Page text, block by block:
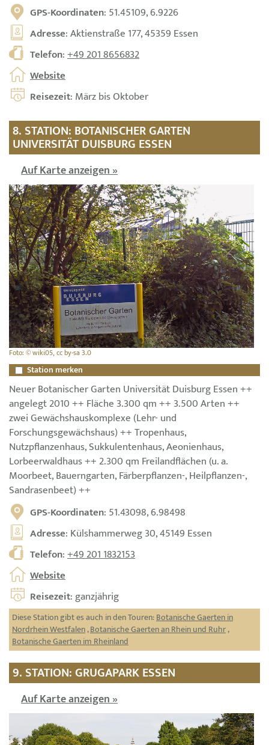
GPS-Koordinaten: 51.45109, 6.9226
Adresse: Aktienstraße 177, 45359 Essen
Telefon:+49 201 8656832
Website
Reisezeit: März bis Oktober
8. STATION: BOTANISCHER GARTEN
UNIVERSITÄT DUISBURG ESSEN
Auf Karte anzeigen »
Foto: © wiki05, cc by-sa 3.0
Station merken
Neuer Botanischer Garten Universität Duisburg Essen ++
angelegt 2010 ++ Fläche 3.300 qm ++ 3.500 Arten ++
zwei Gewächshauskomplexe (Lehr- und
Forschungsgewächshaus) ++ Tropenhaus,
Nutzpflanzenhaus, Sukkulentenhaus, Aeonienhaus,
Lorbeerwaldhaus ++ 2.300 qm Freilandflächen (u. a.
Moorbeet, Bauerngarten, Färberpflanzen-, Heilpflanzen-,
Sandrasenbeet) ++
GPS-Koordinaten: 51.43098, 6.98498
Adresse: Külshammerweg 30, 45149 Essen
Telefon:+49 201 1832153
Website
Reisezeit: ganzjährig
Diese Station gibt es auch in den Touren:Botanische Gaerten in
Nordrhein Westfalen,Botanische Gaerten an Rhein und Ruhr,
Botanische Gaerten im Rheinland
9. STATION: GRUGAPARK ESSEN
Auf Karte anzeigen »